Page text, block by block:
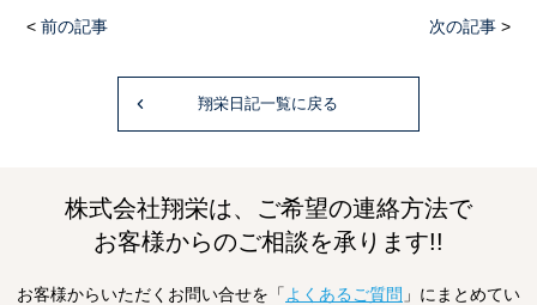
< 前の記事 次の記事 >
翔栄日記一覧に戻る
株式会社翔栄は、ご希望の連絡方法で
お客様からのご相談を承ります!!
お客様からいただくお問い合せを「 よくあるご質問 」にまとめてい